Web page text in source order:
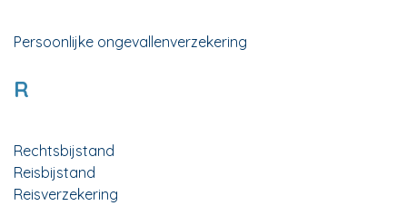
Persoonlijke ongevallenverzekering
R
Rechtsbijstand
Reisbijstand
Reisverzekering